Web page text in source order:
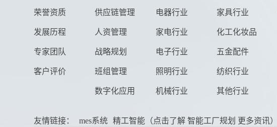
荣誉资质
发展历程
专家团队
客户评价
供应链管理
人资管理
战略规划
班组管理
数字化应用
电器行业
家电行业
电子行业
照明行业
机械行业
家具行业
化工化妆品
五金配件
纺织行业
其他行业
友情链接： mes系统 精工智能（点击了解 智能工厂规划 更多资讯）